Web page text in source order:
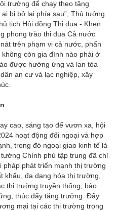
trường để chạy theo tăng
bị bỏ lại phía sau”, Thủ tướng
tịch Hội đồng Thi đua - Khen
phong trào thi đua Cả nước
trên phạm vi cả nước, phấn
còn gia đình nào phải ở
được hưởng ứng và lan tỏa
an cư và lạc nghiệp, xây
cao, sáng tạo để vươn xa, hội
hoạt động đối ngoại và hợp
trong đó ngoại giao kinh tế là
Chính phủ tập trung đã chỉ
pháp phát triển mạnh thị trường
khẩu, đa dạng hóa thị trường,
thị trường truyền thống, bảo
thúc đẩy tăng trưởng. Đẩy
mại tại các thị trường trọng